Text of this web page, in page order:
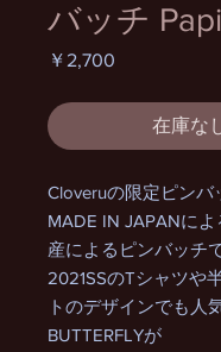
バッチ
￥2,700
在庫な
Cloveruの限定ピンバ
MADE IN JAPANに
産によるピンバッチ
2021SSのTシャツや
トのデザインでも人
BUTTERFLYが